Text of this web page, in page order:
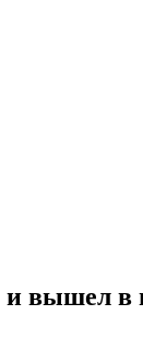
вышел в